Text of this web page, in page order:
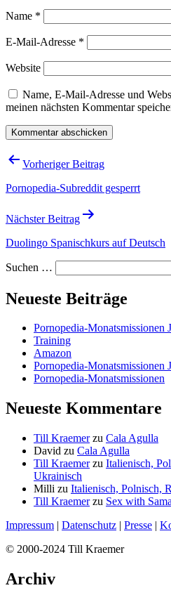
Name *
E-Mail-Adresse *
Website
Name, E-Mail-Adresse und
meinen nächsten Kommentar
Beitragsnavigation
Vorheriger Beitrag
Pornopedia-Subreddit gesperrt
Nächster Beitrag
Duolingo Spanischkurs auf Deutsch
Suchen …
Neueste Beiträge
Pornopedia-Monatsmissionen
Training
Amazon
Pornopedia-Monatsmissionen
Pornopedia-Monatsmissionen
Neueste Kommentare
Till Kraemerzu Cala Agulla
David zu Cala Agulla
Till Kraemerzu Italienisch,
Ukrainisch
Milli zu Italienisch, Polnisch,
Till Kraemerzu Sex with
Impressum | Datenschutz | Presse |
© 2000-2024 Till Kraemer
Archiv